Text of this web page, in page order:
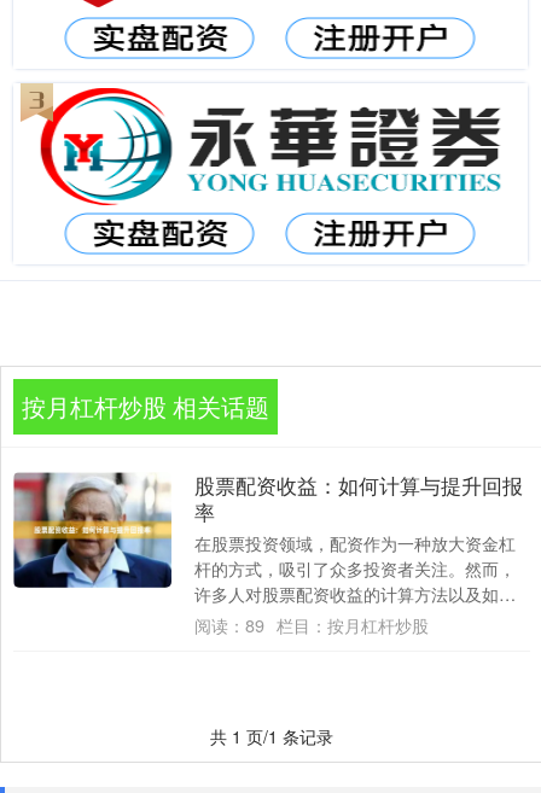
按月杠杆炒股 相关话题
股票配资收益：如何计算与提升回报
率
在股票投资领域，配资作为一种放大资金杠
杆的方式，吸引了众多投资者关注。然而，
许多人对股票配资收益的计算方法以及如何
有效提升回报率存在疑问。本文将为您详细
阅读： 89 栏目： 按月杠杆炒股
共 1 页/1 条记录